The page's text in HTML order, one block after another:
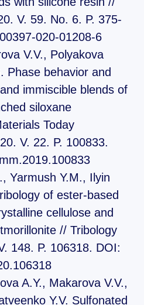
V. 59. No. 6. P. 375-
020-01208-6
V.V., Polyakova
Phase behavior and
immiscible blends of
siloxane
Today
V. 22. P. 100833.
Yarmush Y.M., Ilyin
of ester-based
cellulose and
// Tribology
148. P. 106318. DOI:
A.Y., Makarova V.V.,
Y.V. Sulfonated